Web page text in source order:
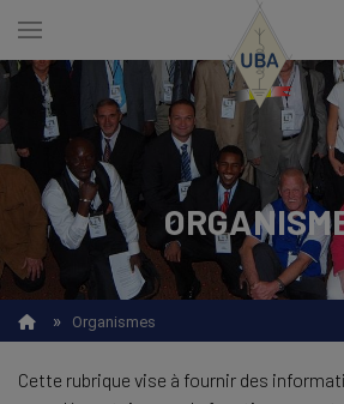
content
ENGLISH
NEDERLANDS
FRANÇAIS
Recherche
» Organismes
Cette rubrique vise à fournir des